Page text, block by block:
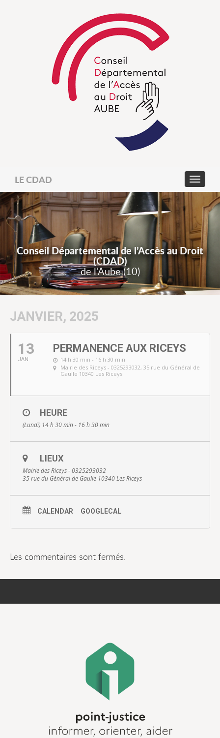
LE CDAD
Conseil Départemental de l’Accès au Droit
(CDAD)
de l'Aube (10)
JANVIER, 2025
13
JAN
PERMANENCE AUX RICEYS
14 h 30 min - 16 h 30 min
Mairie des Riceys - 0325293032, 35 rue du Général de
Gaulle 10340 Les Riceys
HEURE
(Lundi) 14 h 30 min - 16 h 30 min
LIEUX
Mairie des Riceys - 0325293032
35 rue du Général de Gaulle 10340 Les Riceys
CALENDAR GOOGLECAL
Les commentaires sont fermés.